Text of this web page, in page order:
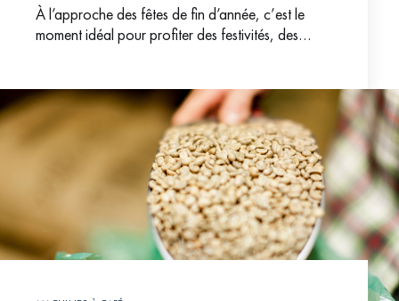
À l’approche des fêtes de fin d’année, c’est le
moment idéal pour profiter des festivités, des